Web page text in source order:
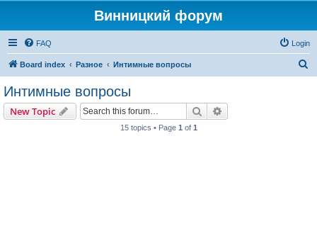
Винницкий форум
FAQ Login
Board index Разное Интимные вопросы
Интимные вопросы
New Topic Search
15 topics • Page 1 of 1